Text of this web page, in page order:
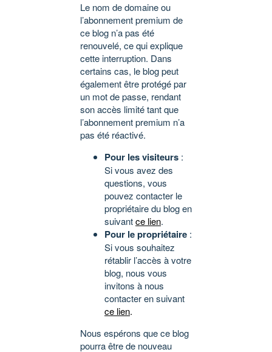
Le nom de domaine ou
l’abonnement premium de
ce blog n’a pas été
renouvelé, ce qui explique
cette interruption. Dans
certains cas, le blog peut
également être protégé par
un mot de passe, rendant
son accès limité tant que
l’abonnement premium n’a
pas été réactivé.
Pour les visiteurs :
Si vous avez des
questions, vous
pouvez contacter le
propriétaire du blog en
suivantce lien.
Pour le propriétaire :
Si vous souhaitez
rétablir l’accès à votre
blog, nous vous
invitons à nous
contacter en suivant
ce lien.
Nous espérons que ce blog
pourra être de nouveau